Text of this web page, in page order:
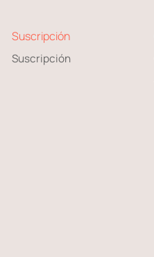
Suscripción
Suscripción